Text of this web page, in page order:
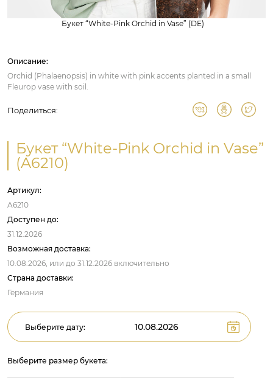
Букет “White-Pink Orchid in Vase” (DE)
Описание:
Orchid (Phalaenopsis) in white with pink accents planted in a small
Fleurop vase with soil.
Поделиться:
Букет “White-Pink Orchid in Vase”
(A6210)
Артикул:
A6210
Доступен до:
31.12.2026
Возможная доставка:
10.08.2026, или до 31.12.2026 включительно
Страна доставки:
Германия
Выберите дату:
Выберите размер букета: